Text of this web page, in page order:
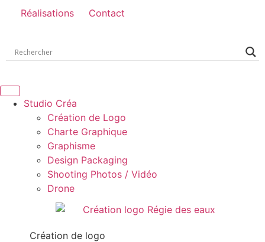
Réalisations Contact
Studio Créa
Création de Logo
Charte Graphique
Graphisme
Design Packaging
Shooting Photos / Vidéo
Drone
Création de logo